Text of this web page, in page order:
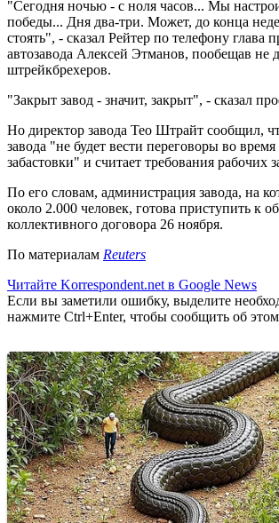
"Сегодня ночью - с ноля часов... Мы
победы... Дня два-три. Может, до конца
стоять", - сказал Рейтер по телефону глава
автозавода Алексей Этманов, пообещав не
штрейкбрехеров.
"Закрыт завод - значит, закрыт", - сказал
Но директор завода Тео Штрайт сообщил,
завода "не будет вести переговоры во
забастовки" и считает требования
По его словам, администрация завода, на
около 2.000 человек, готова приступить к
коллективного договора 26 ноября.
По материалам Reuters
Читайте Korrespondent.net в Google News
Если вы заметили ошибку, выделите
нажмите Ctrl+Enter, чтобы сообщить об